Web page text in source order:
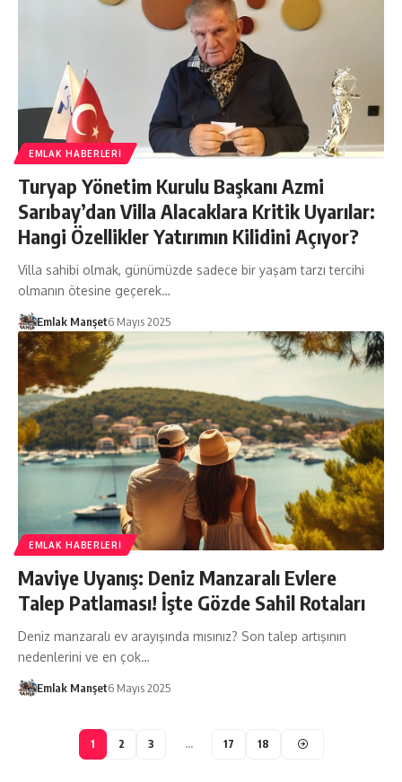
EMLAK HABERLERI
Turyap Yönetim Kurulu Başkanı Azmi
Sarıbay’dan Villa Alacaklara Kritik Uyarılar:
Hangi Özellikler Yatırımın Kilidini Açıyor?
Villa sahibi olmak, günümüzde sadece bir yaşam tarzı tercihi
olmanın ötesine geçerek…
Emlak Manşet6 Mayıs 2025
EMLAK HABERLERI
Maviye Uyanış: Deniz Manzaralı Evlere
Talep Patlaması! İşte Gözde Sahil Rotaları
Deniz manzaralı ev arayışında mısınız? Son talep artışının
nedenlerini ve en çok…
Emlak Manşet6 Mayıs 2025
1 2 3 … 17 18